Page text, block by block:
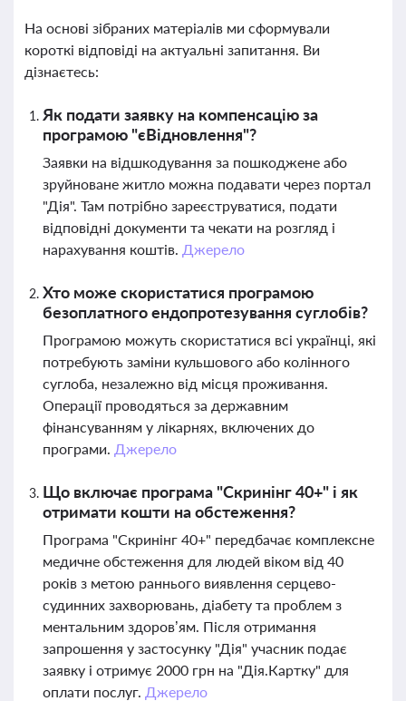
На основі зібраних матеріалів ми сформували
короткі відповіді на актуальні запитання. Ви
дізнаєтесь:
Як подати заявку на компенсацію за
програмою "єВідновлення"?
Заявки на відшкодування за пошкоджене або
зруйноване житло можна подавати через портал
"Дія". Там потрібно зареєструватися, подати
відповідні документи та чекати на розгляд і
нарахування коштів. Джерело
Хто може скористатися програмою
безоплатного ендопротезування суглобів?
Програмою можуть скористатися всі українці, які
потребують заміни кульшового або колінного
суглоба, незалежно від місця проживання.
Операції проводяться за державним
фінансуванням у лікарнях, включених до
програми. Джерело
Що включає програма "Скринінг 40+" і як
отримати кошти на обстеження?
Програма "Скринінг 40+" передбачає комплексне
медичне обстеження для людей віком від 40
років з метою раннього виявлення серцево-
судинних захворювань, діабету та проблем з
ментальним здоров’ям. Після отримання
запрошення у застосунку "Дія" учасник подає
заявку і отримує 2000 грн на "Дія.Картку" для
оплати послуг. Джерело